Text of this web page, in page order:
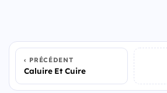
PRÉCÉDENT
Caluire Et Cuire